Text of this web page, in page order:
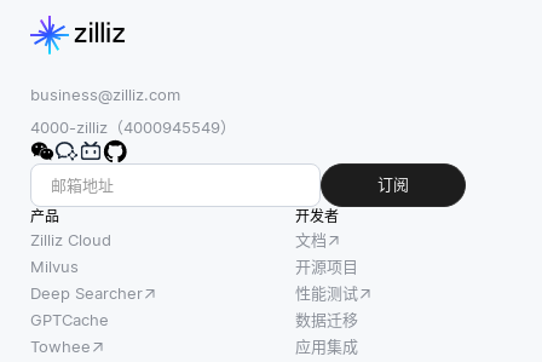
business@zilliz.com
4000-zilliz（4000945549）
订阅
产品
Zilliz Cloud
Milvus
Deep Searcher
GPTCache
Towhee
开发者
文档
开源项目
性能测试
数据迁移
应用集成